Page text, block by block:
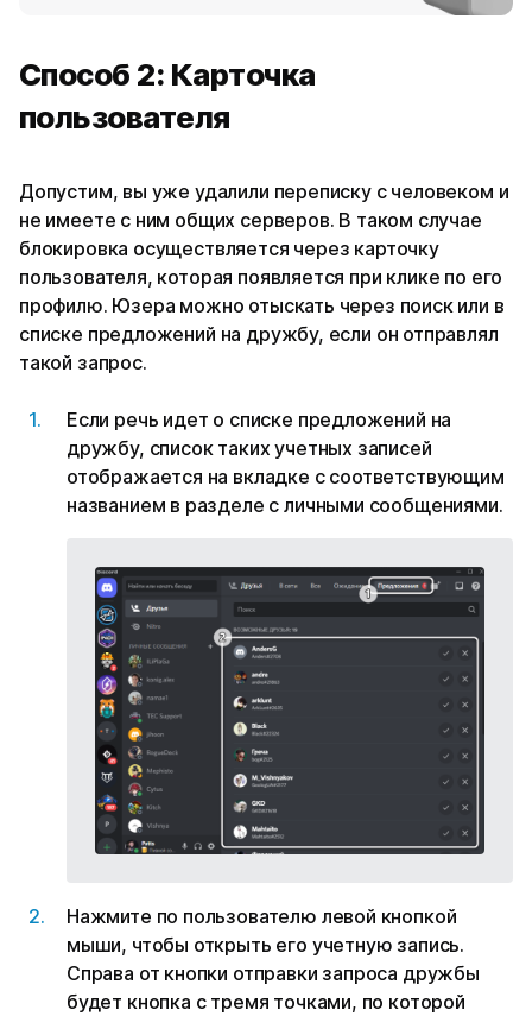
Способ 2: Карточка
пользователя
Допустим, вы уже удалили переписку с человеком и
не имеете с ним общих серверов. В таком случае
блокировка осуществляется через карточку
пользователя, которая появляется при клике по его
профилю. Юзера можно отыскать через поиск или в
списке предложений на дружбу, если он отправлял
такой запрос.
Если речь идет о списке предложений на
дружбу, список таких учетных записей
отображается на вкладке с соответствующим
названием в разделе с личными сообщениями.
Нажмите по пользователю левой кнопкой
мыши, чтобы открыть его учетную запись.
Справа от кнопки отправки запроса дружбы
будет кнопка с тремя точками, по которой